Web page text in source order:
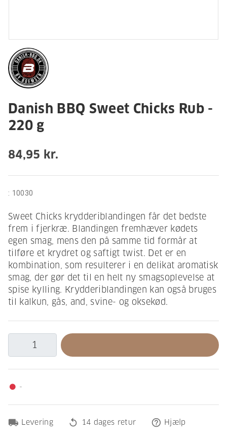
Danish BBQ Sweet Chicks Rub -
220 g
84,95 kr.
: 10030
Sweet Chicks krydderiblandingen får det bedste
frem i fjerkræ. Blandingen fremhæver kødets
egen smag, mens den på samme tid formår at
tilføre et krydret og saftigt twist. Det er en
kombination, som resulterer i en delikat aromatisk
smag, der gør det til en helt ny smagsoplevelse at
spise kylling. Krydderiblandingen kan også bruges
til kalkun, gås, and, svine- og oksekød.
fiber_manual_record -
local_shipping Levering replay 14 dages retur help_outline Hjælp